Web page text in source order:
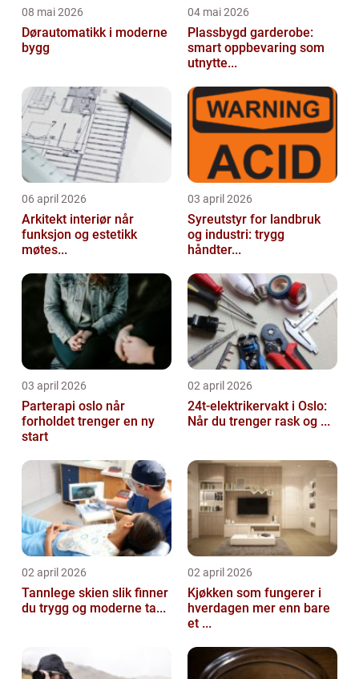
08 mai 2026
Dørautomatikk i moderne
bygg
04 mai 2026
Plassbygd garderobe:
smart oppbevaring som
utnytte...
06 april 2026
Arkitekt interiør når
funksjon og estetikk
møtes...
03 april 2026
Syreutstyr for landbruk
og industri: trygg
håndter...
03 april 2026
Parterapi oslo når
forholdet trenger en ny
start
02 april 2026
24t-elektrikervakt i Oslo:
Når du trenger rask og ...
02 april 2026
Tannlege skien slik finner
du trygg og moderne ta...
02 april 2026
Kjøkken som fungerer i
hverdagen mer enn bare
et ...